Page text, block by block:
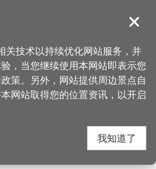
導覽
佛利商务汽车旅馆(3星)
汽车旅馆(3
关闭
技术以持续优化网站服务，并
，当您继续使用本网站即表示您
策。另外，网站提供周边景点自
网站取得您的位置资讯，以开启
我知道了